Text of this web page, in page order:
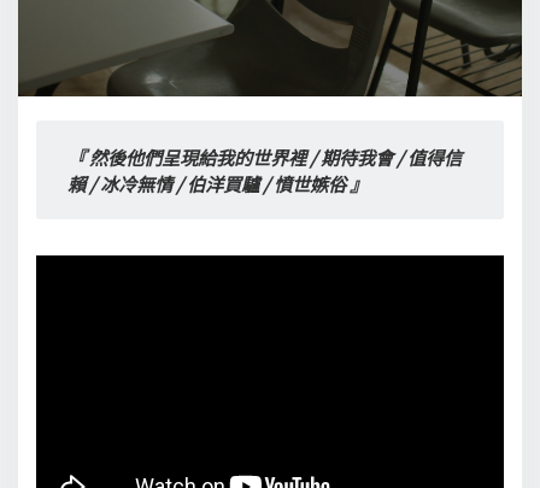
『 然後他們呈現給我的世界裡 / 期待我會 / 值得信
賴 / 冰冷無情 / 伯洋買驢 / 憤世嫉俗 』